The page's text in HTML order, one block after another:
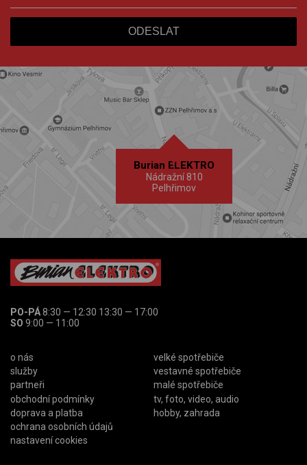
Burian ELEKTRO
Nádražní 810
Pelhřimov
PO-PÁ8:30 — 12:30 13:30 — 17:00
SO 9:00 — 11:00
o nás
služby
partneři
obchodní podmínky
doprava a platba
ochrana osobních údajů
nastavení cookies
velké spotřebiče
vestavné spotřebiče
malé spotřebiče
tv, foto, video, audio
hobby, zahrada